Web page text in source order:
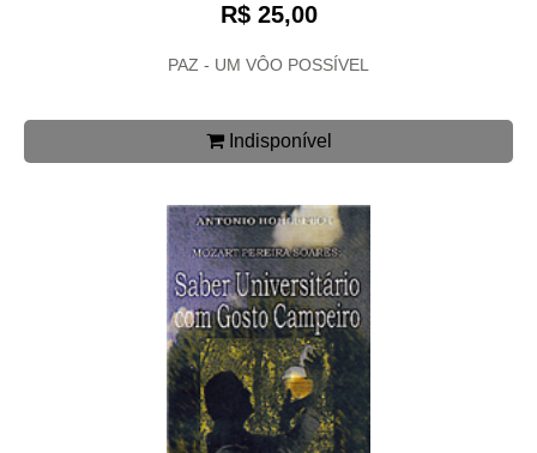
R$ 25,00
PAZ - UM VÔO POSSÍVEL
Indisponível